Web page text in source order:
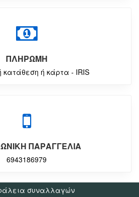
ΠΛΗΡΩΜΗ
κατάθεση ή κάρτα - IRIS
ΠΑΡΑΓΓΕΛΙΑ
6943186979